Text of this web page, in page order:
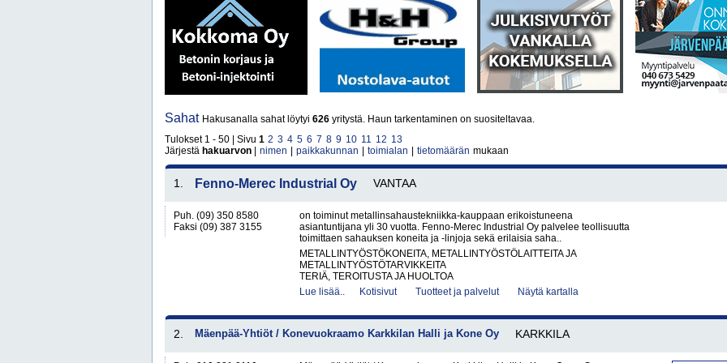
Sahat Hakusanalla sahat löytyi 626 yritystä. Haun tarkentaminen on suositeltavaa.
Tulokset 1 - 50 | Sivu 1 2 3 4 5 6 7 8 9 10 11 12 13
Järjestä hakuarvon nimen paikkakunnan toimialan tietomäärän mukaan
1. Fenno-Merec Industrial Oy VANTAA
Puh. (09) 350 8580
Faksi (09) 387 3155
on toiminut metallinsahaustekniikka-kauppaan erikoistuneena
asiantuntijana yli 30 vuotta. Fenno-Merec Industrial Oy palvelee teollisuutta
toimittaen sahauksen koneita ja -linjoja sekä erilaisia saha..
METALLINTYÖSTÖKONEITA, METALLINTYÖSTÖLAITTEITA JA
METALLINTYÖSTÖTARVIKKEITA
TERIÄ, TEROITUSTA JA HUOLTOA
Lue lisää..
Kotisivut Tuotteet ja palvelut Näytä kartalla
2. Mäenpää-Yhtiöt / Konevuokraamo Karkkilan Halli ja Kone Oy KARKKILA